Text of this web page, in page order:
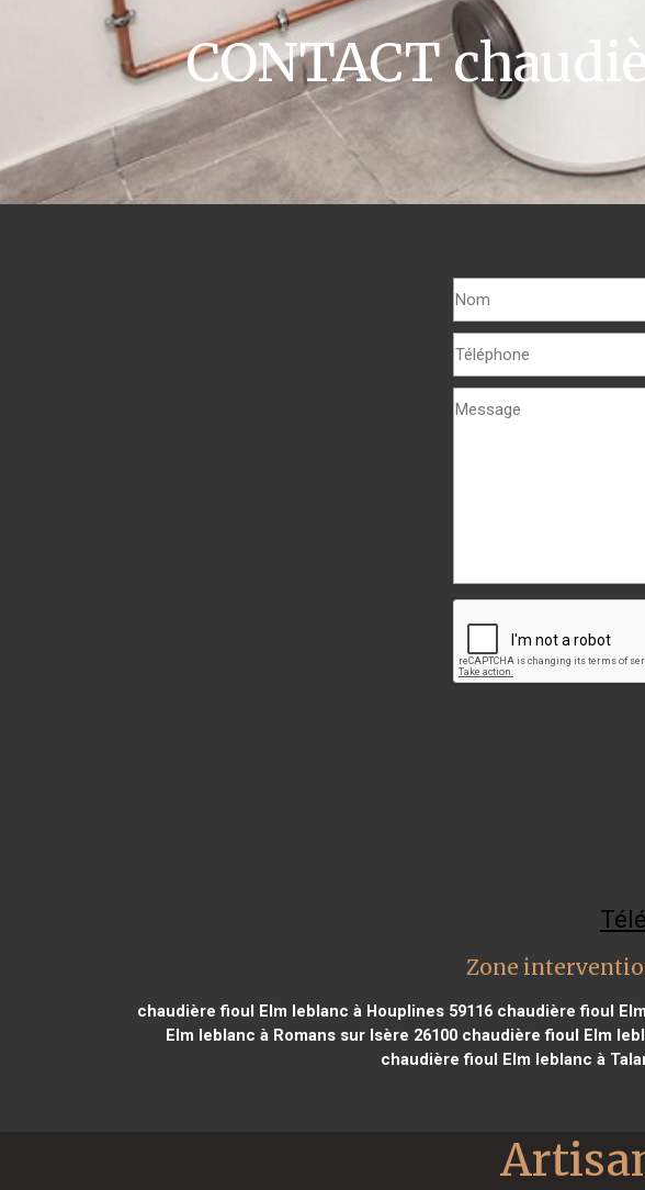
CONTACT
Zone
chaudière fioul Elm leblanc à Houplines 59116 chaudière fioul
Elm leblanc à Romans sur Isère 26100chaudière fioul Elm
chaudière fioul Elm leblanc à